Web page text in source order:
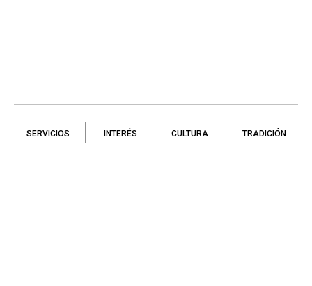
SERVICIOS INTERÉS CULTURA TRADICIÓN